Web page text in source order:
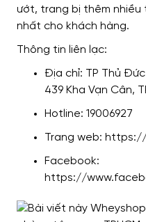
ướt, trang bị thêm
nhất cho khách hàng.
Thông tin liên lạc:
Địa chỉ: TP Thủ
439 Kha Vạn Cân,
Hotline: 19006927
Trang web:
Facebook:
https://